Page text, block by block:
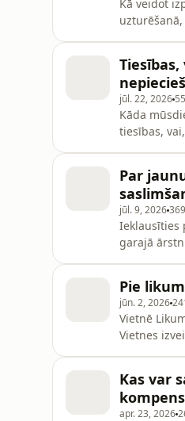
Kā veidot
CIMBALI.
jūl. 22, 2026
Kāda
tiesības,
diskusijā
Par
jūl. 9, 2026
Ieklausīties
garajā
izstrādei.
Pie
jūn. 2, 2026
Vietnē
Vietnes
darba
Kas var
apr. 23, 2026